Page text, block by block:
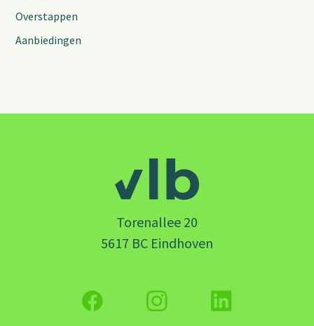
Overstappen
Aanbiedingen
Torenallee 20
5617 BC Eindhoven